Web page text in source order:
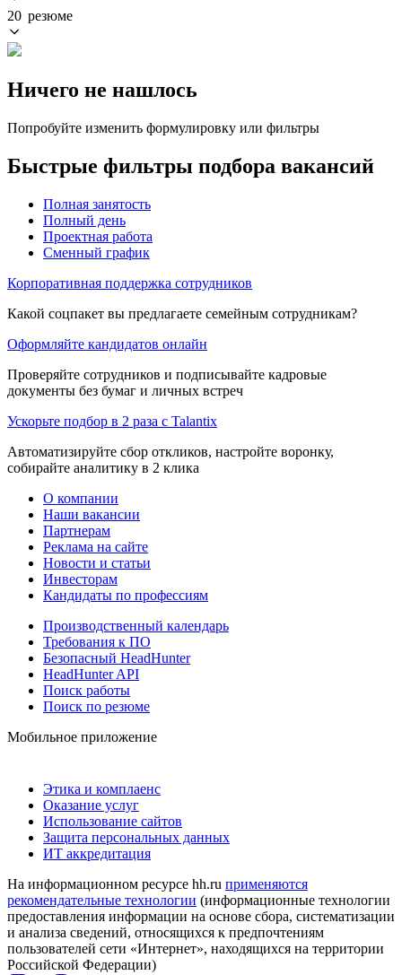
20 резюме
Ничего не нашлось
Попробуйте изменить формулировку или фильтры
Быстрые фильтры подбора вакансий
Полная занятость
Полный день
Проектная работа
Сменный график
Корпоративная поддержка сотрудников
Какой соцпакет вы предлагаете семейным сотрудникам?
Оформляйте кандидатов онлайн
Проверяйте сотрудников и подписывайте кадровые
документы без бумаг и личных встреч
Ускорьте подбор в 2 раза с Talantix
Автоматизируйте сбор откликов, настройте воронку,
собирайте аналитику в 2 клика
О компании
Наши вакансии
Партнерам
Реклама на сайте
Новости и статьи
Инвесторам
Кандидаты по профессиям
Производственный календарь
Требования к ПО
Безопасный HeadHunter
HeadHunter API
Поиск работы
Поиск по резюме
Мобильное приложение
Этика и комплаенс
Оказание услуг
Использование сайтов
Защита персональных данных
ИТ аккредитация
На информационном ресурсе hh.ru применяются
рекомендательные технологии (информационные технологии
предоставления информации на основе сбора, систематизации
и анализа сведений, относящихся к предпочтениям
пользователей сети «Интернет», находящихся на территории
Российской Федерации)